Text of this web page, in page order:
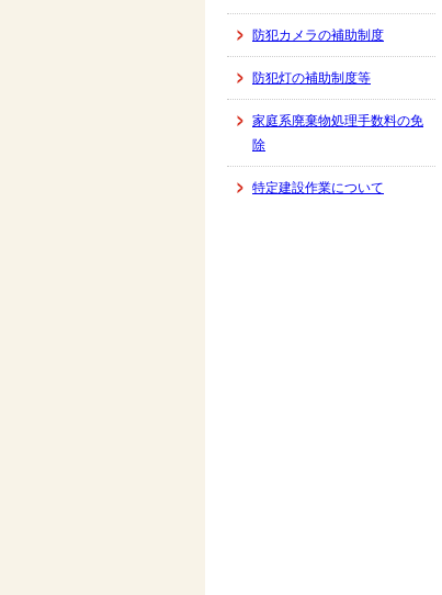
防犯カメラの補助制度
防犯灯の補助制度等
家庭系廃棄物処理手数料の免
除
特定建設作業について